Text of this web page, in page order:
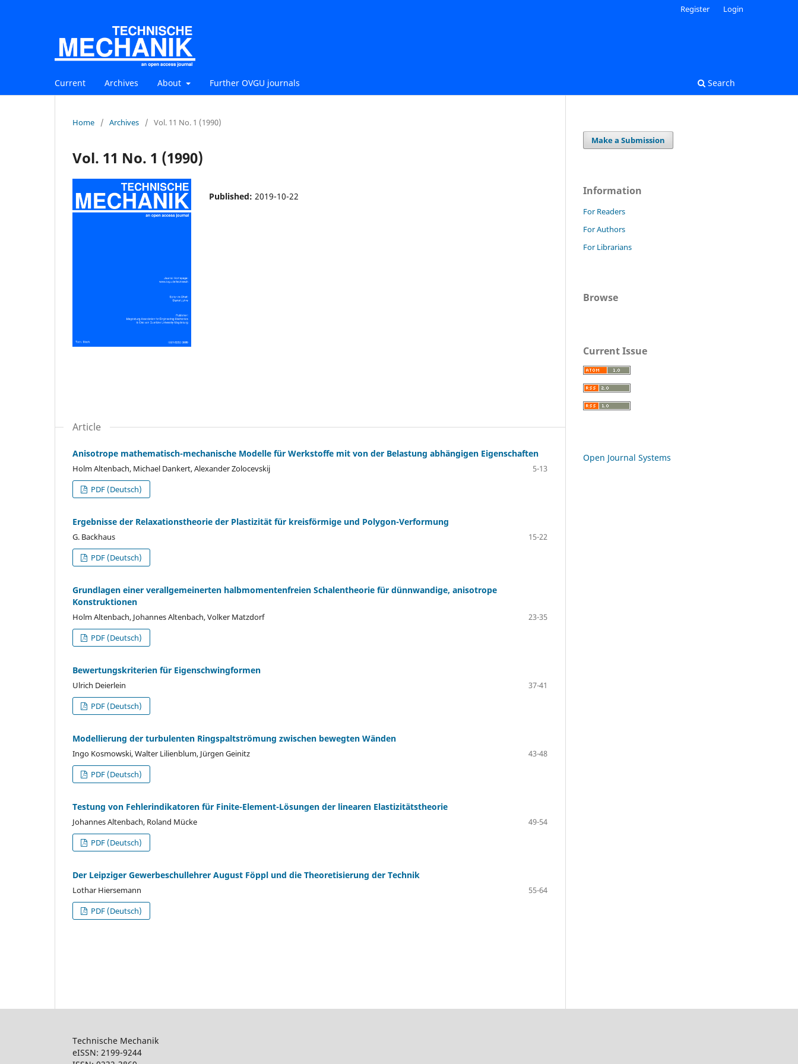
Current Archives About Further OVGU journals Search
Register Login
Home / Archives / Vol. 11 No. 1 (1990)
Vol. 11 No. 1 (1990)
Published: 2019-10-22
Article
Anisotrope mathematisch-mechanische Modelle für Werkstoffe mit von der Belastung abhängigen Eigenschaften
Holm Altenbach, Michael Dankert, Alexander Zolocevskij
5-13
PDF (Deutsch)
Ergebnisse der Relaxationstheorie der Plastizität für kreisförmige und Polygon-Verformung
G. Backhaus
15-22
PDF (Deutsch)
Grundlagen einer verallgemeinerten halbmomentenfreien Schalentheorie für dünnwandige, anisotrope
Konstruktionen
Holm Altenbach, Johannes Altenbach, Volker Matzdorf
23-35
PDF (Deutsch)
Bewertungskriterien für Eigenschwingformen
Ulrich Deierlein
37-41
PDF (Deutsch)
Modellierung der turbulenten Ringspaltströmung zwischen bewegten Wänden
Ingo Kosmowski, Walter Lilienblum, Jürgen Geinitz
43-48
PDF (Deutsch)
Testung von Fehlerindikatoren für Finite-Element-Lösungen der linearen Elastizitätstheorie
Johannes Altenbach, Roland Mücke
49-54
PDF (Deutsch)
Der Leipziger Gewerbeschullehrer August Föppl und die Theoretisierung der Technik
Lothar Hiersemann
55-64
PDF (Deutsch)
Make a Submission
Information
For Readers
For Authors
For Librarians
Browse
Current Issue
Open Journal Systems
Technische Mechanik
eISSN: 2199-9244